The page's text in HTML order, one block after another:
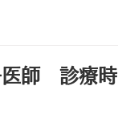
医師 診療